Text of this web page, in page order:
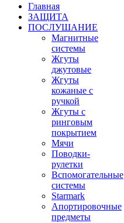
Главная
ЗАЩИТА
ПОСЛУШАНИЕ
Магнитные
системы
Жгуты
джутовые
Жгуты
кожаные с
ручкой
Жгуты с
ринговым
покрытием
Мячи
Поводки-
рулетки
Вспомогательные
системы
Starmark
Апортировочные
предметы